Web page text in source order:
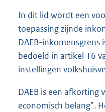
In dit lid wordt een
toepassing zijnde
DAEB-inkomensgrens
bedoeld in artikel 16
instellingen
DAEB is een afkorting
economisch belang”.